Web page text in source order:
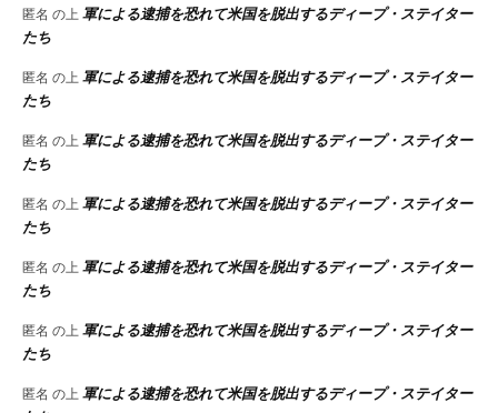
匿名 の上 軍による逮捕を恐れて米国を脱出するディープ・ステイター
たち
匿名 の上 軍による逮捕を恐れて米国を脱出するディープ・ステイター
たち
匿名 の上 軍による逮捕を恐れて米国を脱出するディープ・ステイター
たち
匿名 の上 軍による逮捕を恐れて米国を脱出するディープ・ステイター
たち
匿名 の上 軍による逮捕を恐れて米国を脱出するディープ・ステイター
たち
匿名 の上 軍による逮捕を恐れて米国を脱出するディープ・ステイター
たち
匿名 の上 軍による逮捕を恐れて米国を脱出するディープ・ステイター